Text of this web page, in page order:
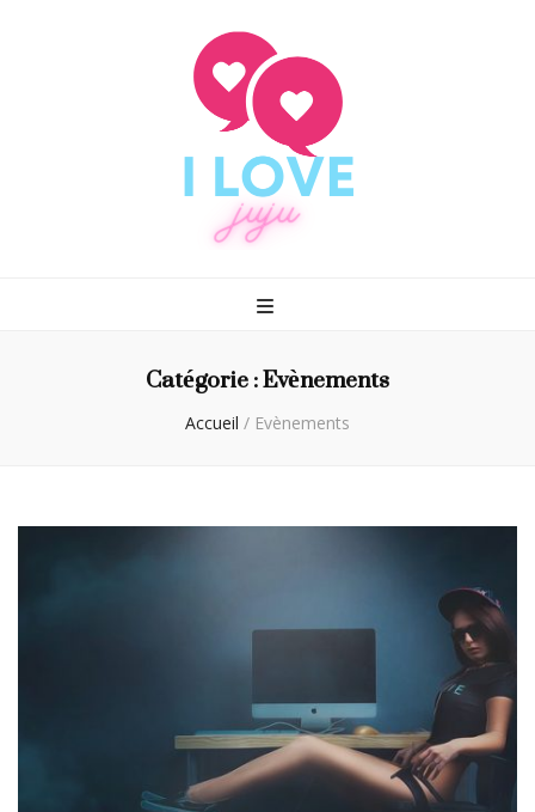
I love juju
Catégorie :Evènements
Accueil / Evènements